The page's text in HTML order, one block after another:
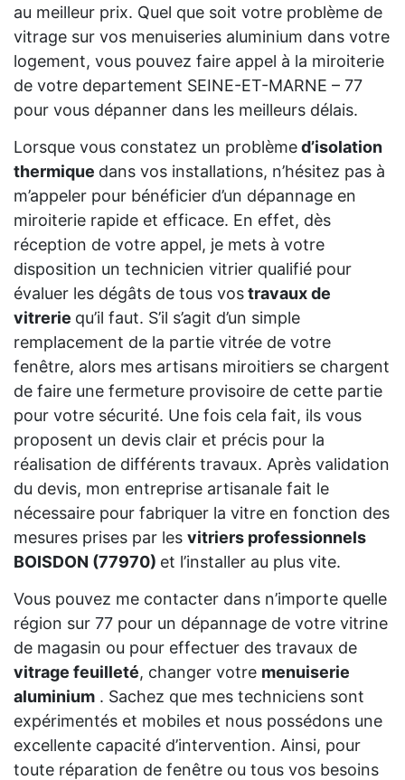
au meilleur prix. Quel que soit votre problème de
vitrage sur vos menuiseries aluminium dans votre
logement, vous pouvez faire appel à la miroiterie
de votre departement SEINE-ET-MARNE – 77
pour vous dépanner dans les meilleurs délais.
Lorsque vous constatez un problèmed’isolation
thermique dans vos installations, n’hésitez pas à
m’appeler pour bénéficier d’un dépannage en
miroiterie rapide et efficace. En effet, dès
réception de votre appel, je mets à votre
disposition un technicien vitrier qualifié pour
évaluer les dégâts de tous vostravaux de
vitrerie qu’il faut. S’il s’agit d’un simple
remplacement de la partie vitrée de votre
fenêtre, alors mes artisans miroitiers se chargent
de faire une fermeture provisoire de cette partie
pour votre sécurité. Une fois cela fait, ils vous
proposent un devis clair et précis pour la
réalisation de différents travaux. Après validation
du devis, mon entreprise artisanale fait le
nécessaire pour fabriquer la vitre en fonction des
mesures prises par les vitriers professionnels
BOISDON (77970) et l’installer au plus vite.
Vous pouvez me contacter dans n’importe quelle
région sur 77 pour un dépannage de votre vitrine
de magasin ou pour effectuer des travaux de
vitrage feuilleté, changer votre menuiserie
aluminium . Sachez que mes techniciens sont
expérimentés et mobiles et nous possédons une
excellente capacité d’intervention. Ainsi, pour
toute réparation de fenêtre ou tous vos besoins